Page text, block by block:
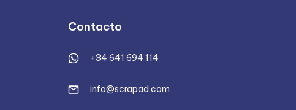
Contacto
+34 641 694 114
info@scrapad.com